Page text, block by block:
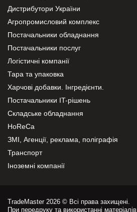
Дистрибутори України
Агропромисловий комплекс
Постачальники обладнання
Постачальники послуг
Логістичні компанії
Тара та упаковка
Харчові добавки. Інгредієнти.
Постачальники IT-рішень
Складське обладнання
HoReCa
ЗМІ, Агенції, реклама, поліграфія
Транспорт
Іноземні компанії
TradeMaster 2026 © Всі права захищені.
При передруку та використанні матеріалів